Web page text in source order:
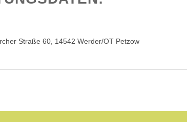
Straße 60, 14542 Werder/OT Petzow